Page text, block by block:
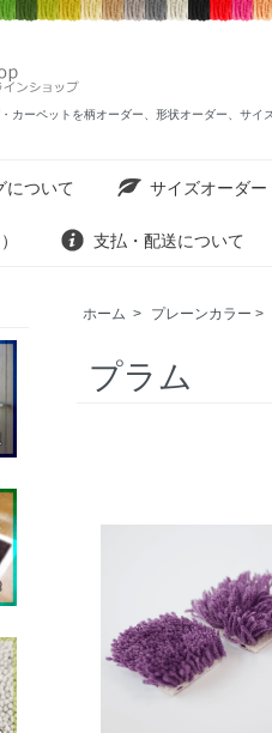
カーペットを柄オーダー、形状オーダー、サイ
について サイズオーダー
支払・配送について
ホーム > プレーンカラー >
プラム